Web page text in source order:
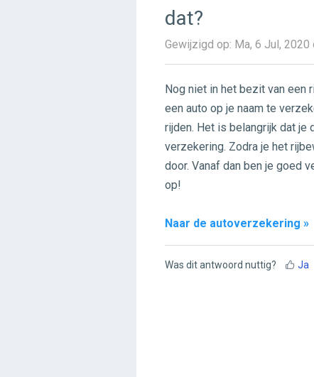
dat?
Gewijzigd op: Ma, 6 Jul, 2020
Nog niet in het bezit van een
een auto op je naam te
rijden. Het is belangrijk dat je
verzekering. Zodra je het
door. Vanaf dan ben je goed
op!
Naar de autoverzekering »
Was dit antwoord nuttig? Ja